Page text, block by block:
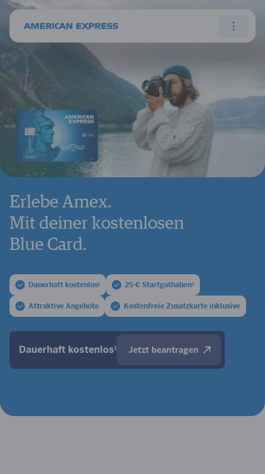
Erlebe Amex.
Mit deiner kostenlosen
Blue Card.
Dauerhaft kostenlos1 25 € Startguthaben2
Attraktive Angebote Kostenfreie Zusatzkarte inklusive
Dauerhaft kostenlos1 Jetzt beantragen